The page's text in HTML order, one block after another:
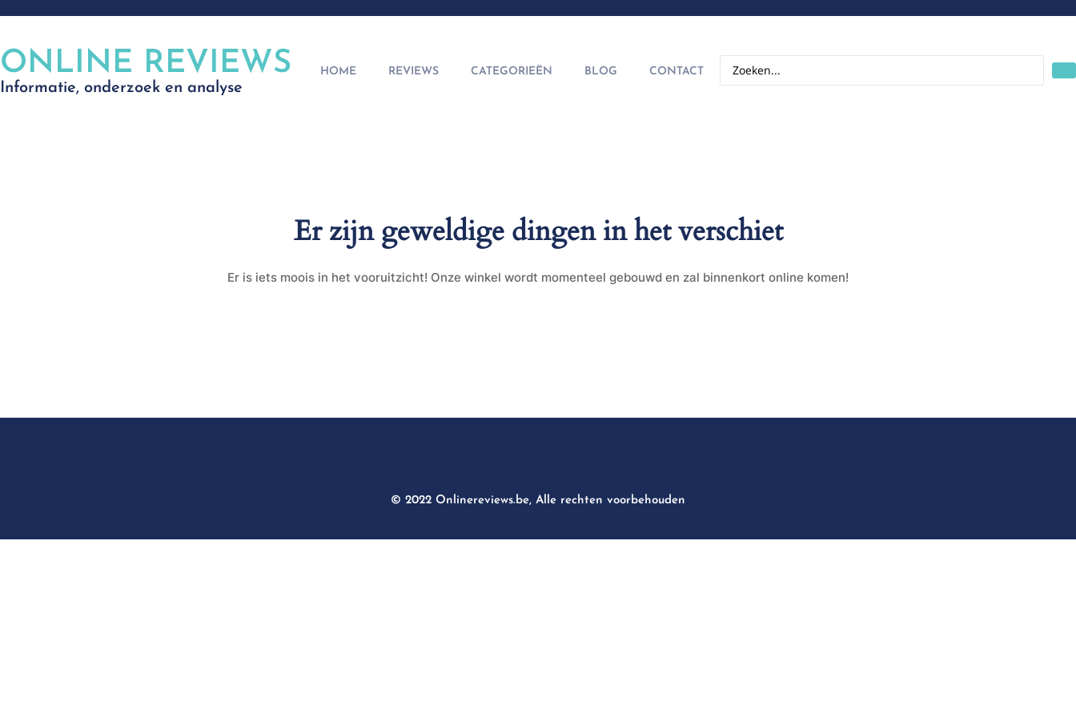
ONLINE REVIEWS
Informatie, onderzoek en analyse
HOME REVIEWS CATEGORIEËN BLOG CONTACT
Er zijn geweldige dingen in het verschiet
Er is iets moois in het vooruitzicht! Onze winkel wordt momenteel gebouwd en zal binnenkort online komen!
© 2022 Onlinereviews.be, Alle rechten voorbehouden